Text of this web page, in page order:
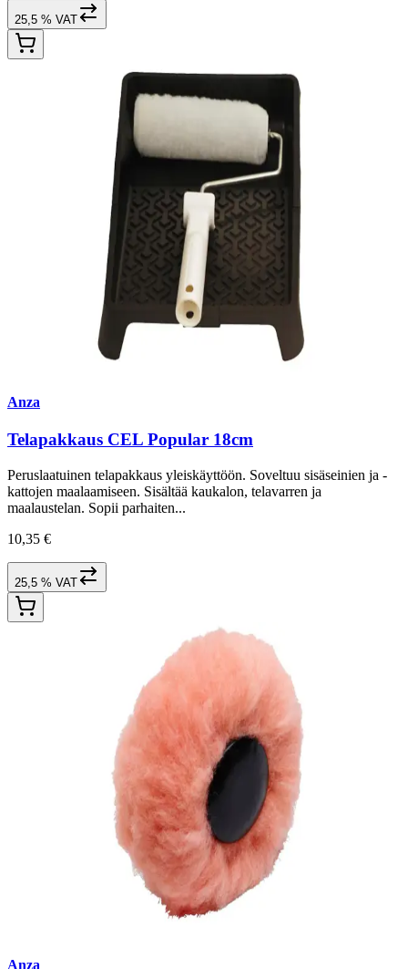
25,5 % VAT
Anza
Telapakkaus CEL Popular 18cm
Peruslaatuinen telapakkaus yleiskäyttöön. Soveltuu sisäseinien ja -
kattojen maalaamiseen. Sisältää kaukalon, telavarren ja
maalaustelan. Sopii parhaiten...
10,35 €
25,5 % VAT
Anza